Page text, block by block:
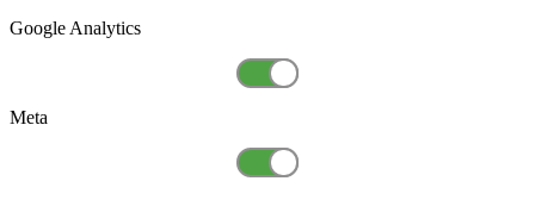
Google Analytics
Meta